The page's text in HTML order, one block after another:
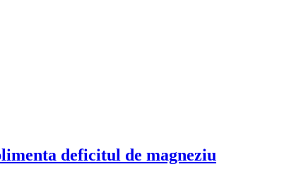
deficitul de magneziu